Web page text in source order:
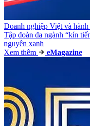
Doanh nghiệp Việt và
Tập đoàn đa ngành “kín
nguyên xanh
Xem thêm
eMagazine